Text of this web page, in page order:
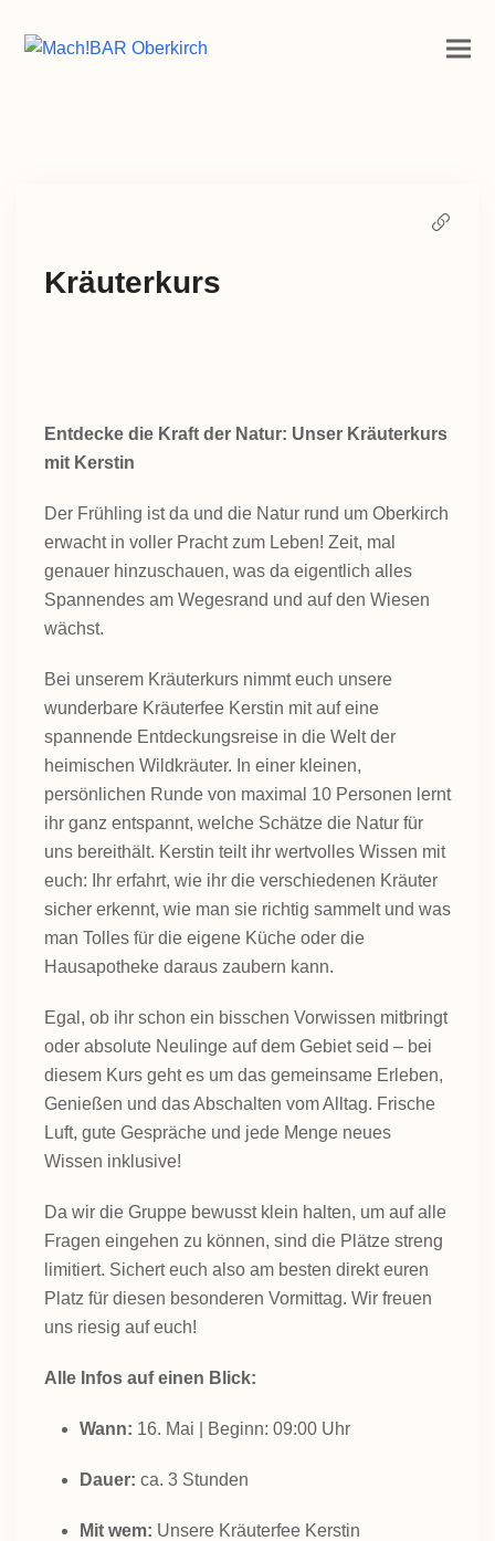
Kräuterkurs
Entdecke die Kraft der Natur: Unser Kräuterkurs
mit Kerstin
Der Frühling ist da und die Natur rund um Oberkirch
erwacht in voller Pracht zum Leben! Zeit, mal
genauer hinzuschauen, was da eigentlich alles
Spannendes am Wegesrand und auf den Wiesen
wächst.
Bei unserem Kräuterkurs nimmt euch unsere
wunderbare Kräuterfee Kerstin mit auf eine
spannende Entdeckungsreise in die Welt der
heimischen Wildkräuter. In einer kleinen,
persönlichen Runde von maximal 10 Personen lernt
ihr ganz entspannt, welche Schätze die Natur für
uns bereithält. Kerstin teilt ihr wertvolles Wissen mit
euch: Ihr erfahrt, wie ihr die verschiedenen Kräuter
sicher erkennt, wie man sie richtig sammelt und was
man Tolles für die eigene Küche oder die
Hausapotheke daraus zaubern kann.
Egal, ob ihr schon ein bisschen Vorwissen mitbringt
oder absolute Neulinge auf dem Gebiet seid – bei
diesem Kurs geht es um das gemeinsame Erleben,
Genießen und das Abschalten vom Alltag. Frische
Luft, gute Gespräche und jede Menge neues
Wissen inklusive!
Da wir die Gruppe bewusst klein halten, um auf alle
Fragen eingehen zu können, sind die Plätze streng
limitiert. Sichert euch also am besten direkt euren
Platz für diesen besonderen Vormittag. Wir freuen
uns riesig auf euch!
Alle Infos auf einen Blick:
Wann: 16. Mai | Beginn: 09:00 Uhr
Dauer: ca. 3 Stunden
Mit wem: Unsere Kräuterfee Kerstin